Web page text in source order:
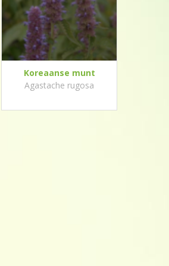
Koreaanse munt
Agastache rugosa